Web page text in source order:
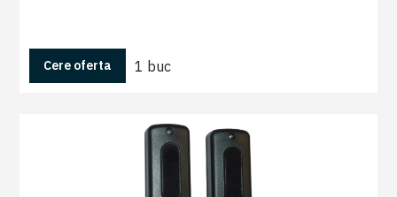
Cere oferta 1 buc